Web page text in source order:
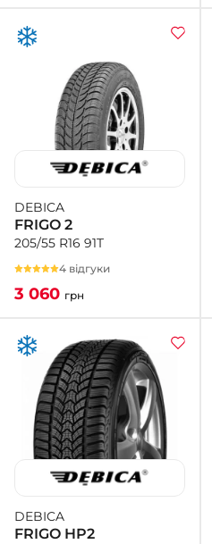
DEBICA
FRIGO 2
205/55 R16 91T
4 відгуки
3 060 грн
DEBICA
FRIGO HP2